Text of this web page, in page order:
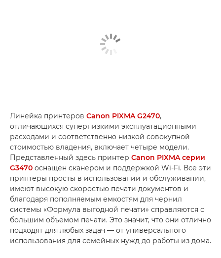
Линейка принтеров Canon PIXMA G2470,
отличающихся супернизкими эксплуатационными
расходами и соответственно низкой совокупной
стоимостью владения, включает четыре модели.
Представленный здесь принтер Canon PIXMA серии
G3470 оснащен сканером и поддержкой Wi-Fi. Все эти
принтеры просты в использовании и обслуживании,
имеют высокую скоростью печати документов и
благодаря пополняемым емкостям для чернил
системы «Формула выгодной печати» справляются с
большим объемом печати. Это значит, что они отлично
подходят для любых задач — от универсального
использования для семейных нужд до работы из дома.